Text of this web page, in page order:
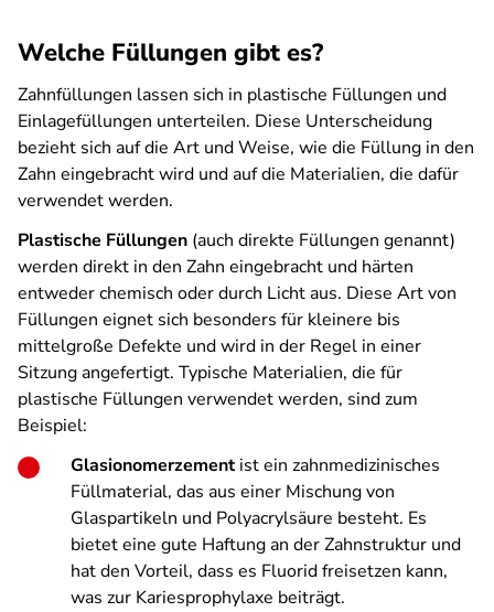
Welche Füllungen gibt es?
Zahnfüllungen lassen sich in plastische Füllungen und
Einlagefüllungen unterteilen. Diese Unterscheidung
bezieht sich auf die Art und Weise, wie die Füllung in den
Zahn eingebracht wird und auf die Materialien, die dafür
verwendet werden.
Plastische Füllungen (auch direkte Füllungen genannt)
werden direkt in den Zahn eingebracht und härten
entweder chemisch oder durch Licht aus. Diese Art von
Füllungen eignet sich besonders für kleinere bis
mittelgroße Defekte und wird in der Regel in einer
Sitzung angefertigt. Typische Materialien, die für
plastische Füllungen verwendet werden, sind zum
Beispiel:
Glasionomerzementist ein zahnmedizinisches
Füllmaterial, das aus einer Mischung von
Glaspartikeln und Polyacrylsäure besteht. Es
bietet eine gute Haftung an der Zahnstruktur und
hat den Vorteil, dass es Fluorid freisetzen kann,
was zur Kariesprophylaxe beiträgt.